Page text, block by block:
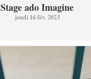
Stage ado Imagine
jeudi 16 fév. 2023